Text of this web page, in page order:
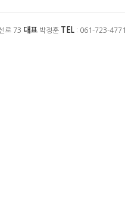
로 73 대표 박정훈 TEL : 061-723-4771